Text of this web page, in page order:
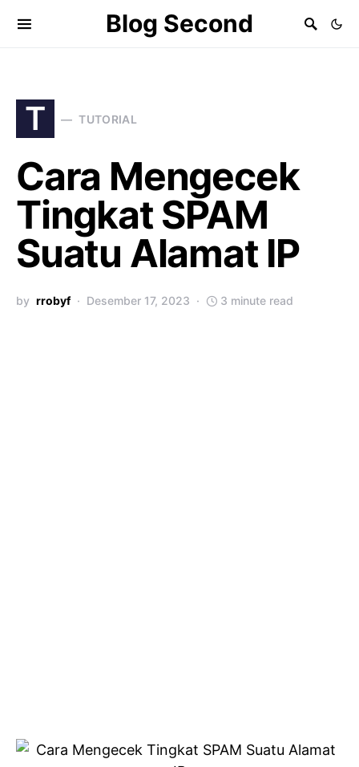
Blog Second
T TUTORIAL
Cara Mengecek
Tingkat SPAM
Suatu Alamat IP
by rrobyf Desember 17, 2023 3 minute read